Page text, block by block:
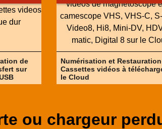
de
sur
Numérisation et
Cassettes vidéos à
le Cloud
ou chargeur